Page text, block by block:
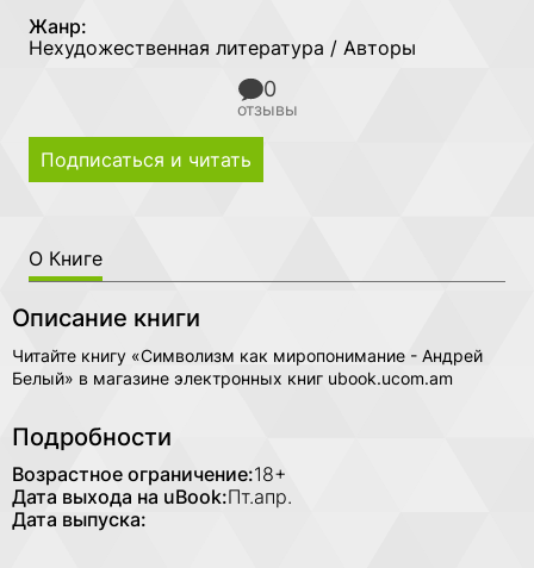
Жанр:
Нехудожественная литература / Авторы
0
отзывы
Подписаться и читать
О Книге
Описание книги
Читайте книгу «Символизм как миропонимание - Андрей
Белый» в магазине электронных книг ubook.ucom.am
Подробности
Возрастное ограничение:18+
Дата выхода на uBook:Пт.апр.
Дата выпуска: